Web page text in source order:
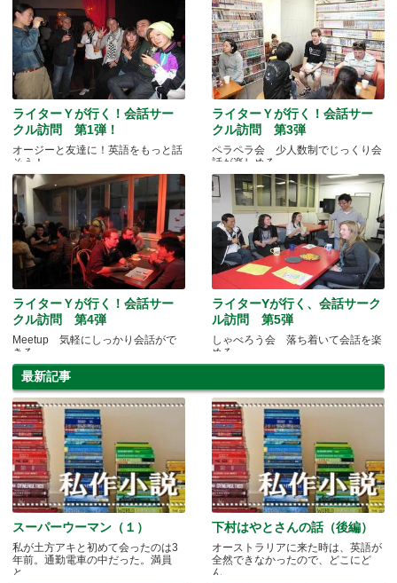
ライターＹが行く！会話サー
クル訪問 第1弾！
オージーと友達に！英語をもっと話
そう！
ライターＹが行く！会話サー
クル訪問 第3弾
ペラペラ会 少人数制でじっくり会
話が楽しめる
ライターＹが行く！会話サー
クル訪問 第4弾
Meetup 気軽にしっかり会話がで
きる
ライターYが行く、会話サーク
ル訪問 第5弾
しゃべろう会 落ち着いて会話を楽
める
最新記事
スーパーウーマン（１）
私が土方アキと初めて会ったのは3
年前。通勤電車の中だった。満員
と.....
下村はやとさんの話（後編）
オーストラリアに来た時は、英語が
全然できなかったので、どこにど
ん.....